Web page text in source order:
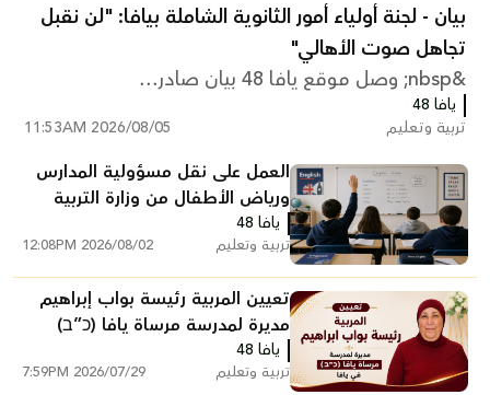
بيان - لجنة أولياء أمور الثانوية الشاملة بيافا: "لن نقبل
تجاهل صوت الأهالي"
&nbsp; وصل موقع يافا 48 بيان صادر...
يافا 48
تربية وتعليم
2026/08/05 11:53AM
العمل على نقل مسؤولية المدارس
ورياض الأطفال من وزارة التربية
والتعليم إلى البلديات
يافا 48
تربية وتعليم 2026/08/02 12:08PM
تعيين المربية رئيسة بواب إبراهيم
مديرة لمدرسة مرساة يافا (כ”ב)
يافا 48
تربية وتعليم 2026/07/29 7:59PM